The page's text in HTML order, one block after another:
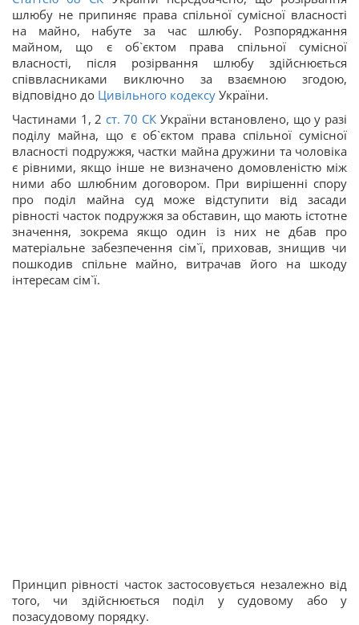
шлюбу не припиняє права спільної сумісної власності
на майно, набуте за час шлюбу. Розпоряджання
майном, що є об`єктом права спільної сумісної
власності, після розірвання шлюбу здійснюється
співвласниками виключно за взаємною згодою,
відповідно до Цивільного кодексу України.
Частинами 1, 2 ст. 70 СК України встановлено, що у разі
поділу майна, що є об`єктом права спільної сумісної
власності подружжя, частки майна дружини та чоловіка
є рівними, якщо інше не визначено домовленістю між
ними або шлюбним договором. При вирішенні спору
про поділ майна суд може відступити від засади
рівності часток подружжя за обставин, що мають істотне
значення, зокрема якщо один із них не дбав про
матеріальне забезпечення сім`ї, приховав, знищив чи
пошкодив спільне майно, витрачав його на шкоду
інтересам сім`ї.
Принцип рівності часток застосовується незалежно від
того, чи здійснюється поділ у судовому або у
позасудовому порядку.